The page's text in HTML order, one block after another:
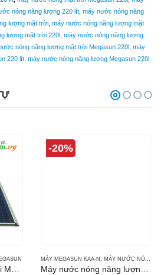
nóng năng lượng 220 lít, máy nước nóng năng
lượng mặt trời, máy nước nóng năng lượng mặt
lượng mặt trời 220l , máy nước nóng năng lượng
nóng năng lượng mặt trời Megasun 220l , máy
220 lít, máy nước nóng năng lượng Megasun 220l
NĂNG ECO
Máy nước nóng mặt trời Megasun ST300
-20%
MÁY MEGASUN KAA-N , MÁY NƯỚC NÓNG MẶT TRỜI MEGASUN
Máy nước nóng năng lượng mặt trời Megasun 200l KAA-N